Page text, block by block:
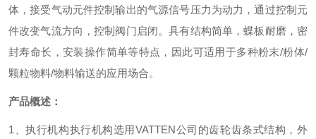
体，接受气动元件控制输出的气源信号压力为动力，通过控制元
件改变气流方向，控制阀门启闭。具有结构简单，蝶板耐磨，密
封寿命长，安装操作简单等特点，因此可适用于多种粉末/粉体/
颗粒物料/物料输送的应用场合。
产品概述：
1 、执行机构执行机构选用VATTEN公司的齿轮齿条式结构，外